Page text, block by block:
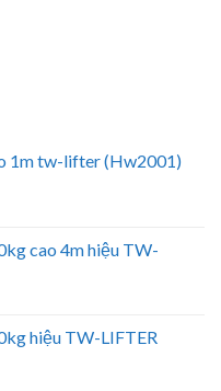
1m tw-lifter (Hw2001)
cao 4m hiệu TW-
hiệu TW-LIFTER